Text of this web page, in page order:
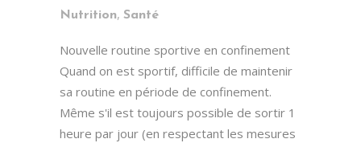
Nutrition, Santé
Nouvelle routine sportive en confinement
Quand on est sportif, difficile de maintenir
sa routine en période de confinement.
Même s'il est toujours possible de sortir 1
heure par jour (en respectant les mesures